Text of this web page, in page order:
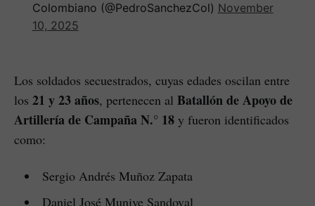
Colombiano (@PedroSanchezCol) November
10, 2025
Los soldados secuestrados, cuyas edades oscilan entre
los 21 y 23 años, pertenecen al Batallón de Apoyo de
Artillería de Campaña N.° 18 y fueron identificados
como:
Sergio Andrés Muñoz Zapata
Daniel José Munive Sandoval